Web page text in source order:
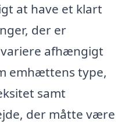
at have et klart
der er
afhængigt
emhættens type,
samt
der måtte være